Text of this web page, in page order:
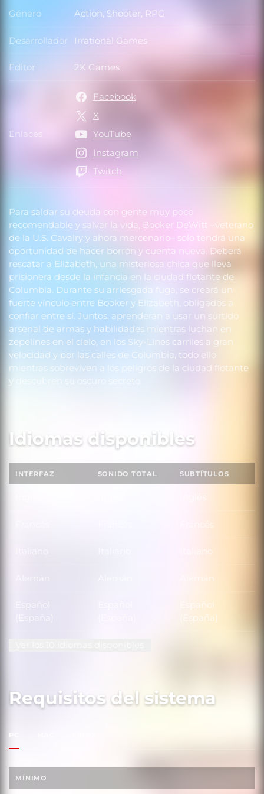
Para saldar su deuda con gente muy poco
recomendable y salvar la vida, Booker DeWitt –veterano
de la U.S. Cavalry y ahora mercenario– solo tendrá una
oportunidad de hacer borrón y cuenta nueva. Deberá
rescatar a Elizabeth, una misteriosa chica que lleva
prisionera desde la infancia en la ciudad flotante de
Columbia. Durante su arriesgada fuga, se creará un
fuerte vínculo entre Booker y Elizabeth, obligados a
confiar entre sí. Juntos, aprenderán a usar un surtido
arsenal de armas y habilidades mientras luchan en
zepelines en el cielo, en los Sky-Lines carriles a gran
velocidad y por las calles de Columbia, todo ello
mientras sobreviven a los peligros de la ciudad flotante
y descubren su oscuro secreto.
Género Género
Action, Shooter, RPG
Desarrollador Desarrollador
Irrational Games
Editor Editor
2K Games
Enlaces Enlaces
Facebook
X
YouTube
Instagram
Twitch
Idiomas disponibles
INTERFAZ SONIDO TOTAL SUBTÍTULOS
Francés
Italiano
Alemán
Español
(España)
Requisitos del sistema
PC
MÍNIMO